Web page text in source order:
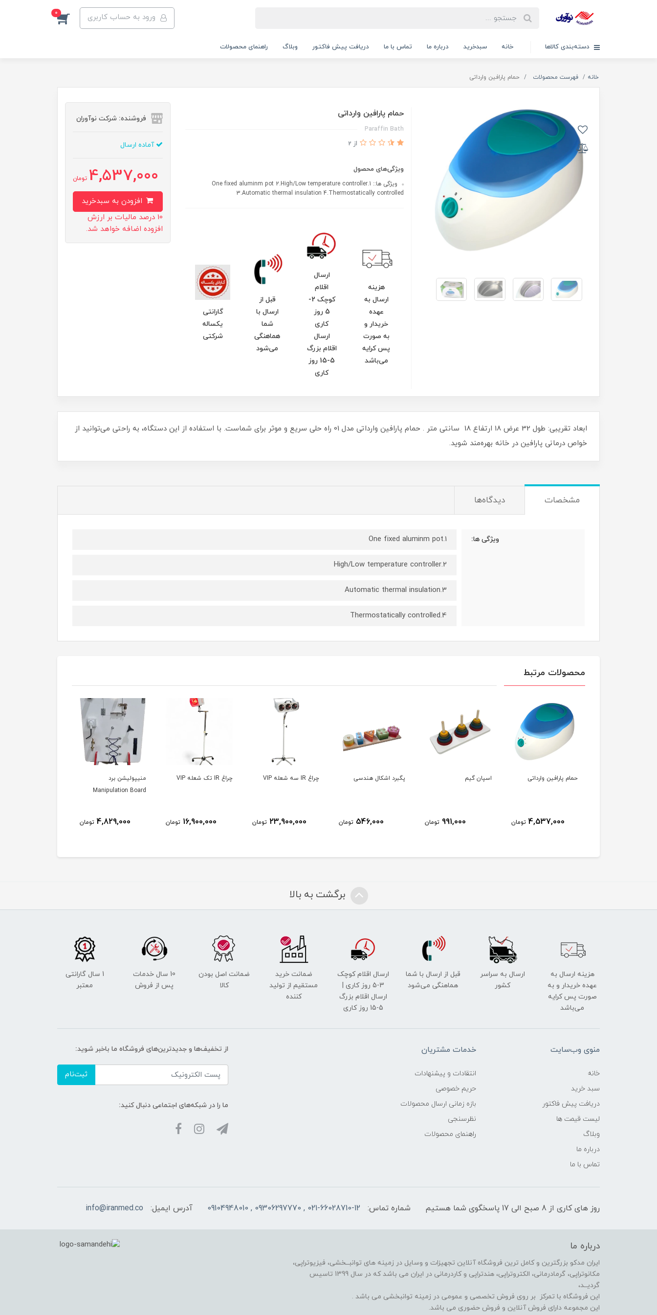
ورود به حساب کاربری 0
دسته‌بندی کالاها خانه سبدخرید درباره ما تماس با ما دریافت پیش فاکتور وبلاگ راهنمای محصولات
خانه فهرست محصولات حمام پارافین وارداتی
حمام پارافین وارداتی
Paraffin Bath
از 2
ویژگی‌های محصول
ویژگی ها:: 1.One fixed aluminm pot 2.High/Low temperature controller
3.Automatic thermal insulation 4.Thermostatically controlled
هزینه
ارسال به
عهده
خریدار و
به صورت
پس کرایه
می‌باشد
ارسال
اقلام
کوچک 2-
5 روز
کاری
ارسال
اقلام بزرگ
5-15 روز
کاری
قبل از
ارسال با
شما
هماهنگی
می‌شود
گارانتی
یکساله
شرکتی
فروشنده: شرکت نوآوران
آماده ارسال
4,537,000 تومان
10 درصد مالیات بر ارزش
افزوده اضافه خواهد شد.
ابعاد تقریبی: طول 32 عرض 18 ارتفاع 18 سانتی متر . حمام پارافین وارداتی مدل 01 راه حلی سریع و موثر برای شماست. با استفاده از این دستگاه، به راحتی می‌توانید از
خواص درمانی پارافین در خانه بهره‌مند شوید.
مشخصات دیدگاه‌ها
ویژگی ها: 1.One fixed aluminm pot
2.High/Low temperature controller
3.Automatic thermal insulation
4.Thermostatically controlled
محصولات مرتبط
حمام پارافین وارداتی
4,537,000 تومان
اسپان گیم
991,000 تومان
پگبرد اشکال هندسی
546,000 تومان
چراغ IR سه شعله VIP
23,900,000 تومان
چراغ IR تک شعله VIP
16,900,000 تومان
منیپولیشن برد
Manipulation Board
4,829,000 تومان
برگشت به بالا
هزینه ارسال به
عهده خریدار و به
صورت پس کرایه
می‌باشد
ارسال به سراسر
کشور
قبل از ارسال با شما
هماهنگی می‌شود
ارسال اقلام کوچک
3-5 روز کاری |
ارسال اقلام بزرگ
5-15 روز کاری
ضمانت خرید
مستقیم از تولید
کننده
ضمانت اصل بودن
کالا
10 سال خدمات
پس از فروش
1 سال گارانتی
معتبر
منوی وب‌سایت
خانه
سبد خرید
دریافت پیش فاکتور
لیست قیمت ها
وبلاگ
درباره ما
تماس با ما
خدمات مشتریان
انتقادات و پیشنهادات
حریم خصوصی
بازه زمانی ارسال محصولات
نظرسنجی
راهنمای محصولات
از تخفیف‌ها و جدیدترین‌های فروشگاه ما باخبر شوید:
ثبت‌نام
ما را در شبکه‌های اجتماعی دنبال کنید:
روز های کاری از 8 صبح الی 17 پاسخگوی شما هستیم شماره تماس: 021-66028710-12 , 09306297770 , 09104948010 آدرس ایمیل: info@iranmed.co
درباره ما
ایران مدکو بزرگترین و کامل ترین فروشگاه آنلاین تجهیزات و وسایل در زمینه های توانبــخشی، فیزیوتراپی،
مکانوتراپی، گرمادرمانی، الکتروتراپی، هندتراپی و کاردرمانی در ایران می باشد که در سال 1399 تاسیس
گردیــد،
این فروشگاه با تمرکز بر روی فروش تخصصی و عمومی در زمینه توانبخشی می باشد .
این مجموعه دارای فروش آنلاین و فروش حضوری می باشد.